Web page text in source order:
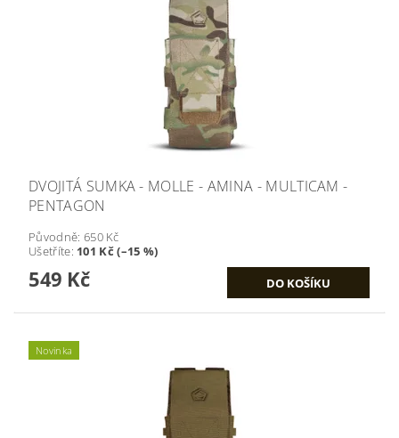
DVOJITÁ SUMKA - MOLLE - AMINA - MULTICAM -
PENTAGON
Původně: 650 Kč
Ušetříte: 101 Kč (–15 %)
549 Kč
Novinka